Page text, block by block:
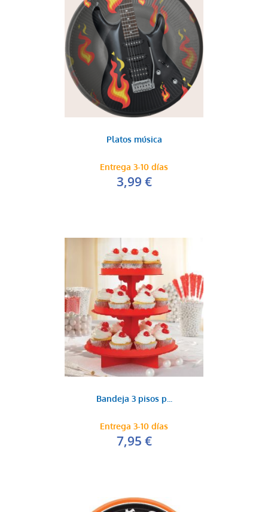
Platos música
Entrega 3-10 días
3,99 €
Bandeja 3 pisos p...
Entrega 3-10 días
7,95 €